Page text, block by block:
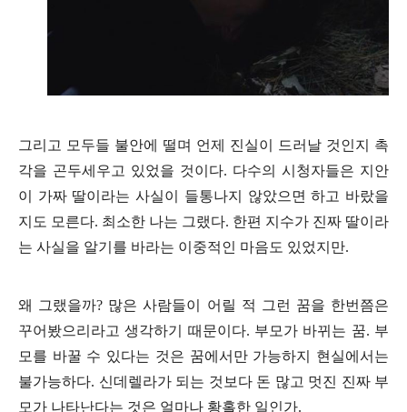
그리고 모두들 불안에 떨며 언제 진실이 드러날 것인지 촉
각을 곤두세우고 있었을 것이다. 다수의 시청자들은 지안
이 가짜 딸이라는 사실이 들통나지 않았으면 하고 바랐을
지도 모른다. 최소한 나는 그랬다. 한편 지수가 진짜 딸이라
는 사실을 알기를 바라는 이중적인 마음도 있었지만.
왜 그랬을까? 많은 사람들이 어릴 적 그런 꿈을 한번쯤은
꾸어봤으리라고 생각하기 때문이다. 부모가 바뀌는 꿈. 부
모를 바꿀 수 있다는 것은 꿈에서만 가능하지 현실에서는
불가능하다. 신데렐라가 되는 것보다 돈 많고 멋진 진짜 부
모가 나타난다는 것은 얼마나 황홀한 일인가.